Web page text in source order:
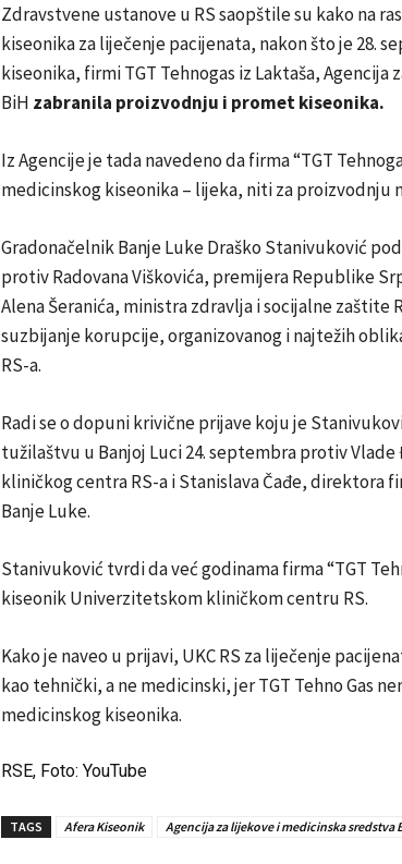
Zdravstvene ustanove u RS saopštile su kako na
kiseonika za liječenje pacijenata, nakon što je 28.
kiseonika, firmi TGT Tehnogas iz Laktaša,
BiH zabranila proizvodnju i promet kiseonika.
Iz Agencije je tada navedeno da firma “TGT
medicinskog kiseonika – lijeka, niti za proizvodnju
Gradonačelnik Banje Luke Draško Stanivuković
protiv Radovana Viškovića, premijera Republike
Alena Šeranića, ministra zdravlja i socijalne zaštite
suzbijanje korupcije, organizovanog i najtežih
RS-a.
Radi se o dopuni krivične prijave koju je
tužilaštvu u Banjoj Luci 24. septembra protiv
kliničkog centra RS-a i Stanislava Čađe, direktora
Banje Luke.
Stanivuković tvrdi da već godinama firma “TGT
kiseonik Univerzitetskom kliničkom centru RS.
Kako je naveo u prijavi, UKC RS za liječenje
kao tehnički, a ne medicinski, jer TGT Tehno Gas
medicinskog kiseonika.
RSE, Foto: YouTube
TAGS Afera Kiseonik Agencija za lijekove i medicinska sredstva